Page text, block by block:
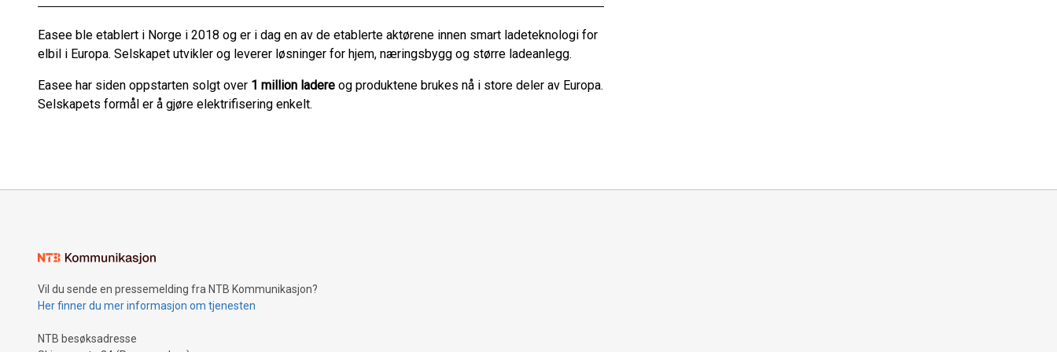
Easee ble etablert i Norge i 2018 og er i dag en av de etablerte aktørene innen smart ladeteknologi for
elbil i Europa. Selskapet utvikler og leverer løsninger for hjem, næringsbygg og større ladeanlegg.
Easee har siden oppstarten solgt over 1 million ladere og produktene brukes nå i store deler av Europa.
Selskapets formål er å gjøre elektrifisering enkelt.
Vil du sende en pressemelding fra NTB Kommunikasjon?
Her finner du mer informasjon om tjenesten
NTB besøksadresse